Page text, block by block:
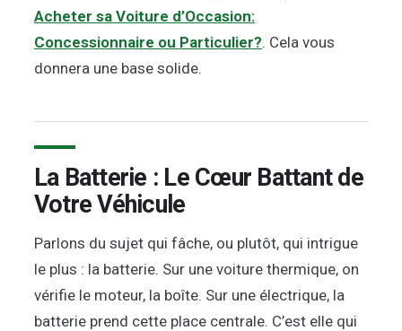
Acheter sa Voiture d’Occasion:
Concessionnaire ou Particulier?. Cela vous
donnera une base solide.
La Batterie : Le Cœur Battant de
Votre Véhicule
Parlons du sujet qui fâche, ou plutôt, qui intrigue
le plus : la batterie. Sur une voiture thermique, on
vérifie le moteur, la boîte. Sur une électrique, la
batterie prend cette place centrale. C’est elle qui